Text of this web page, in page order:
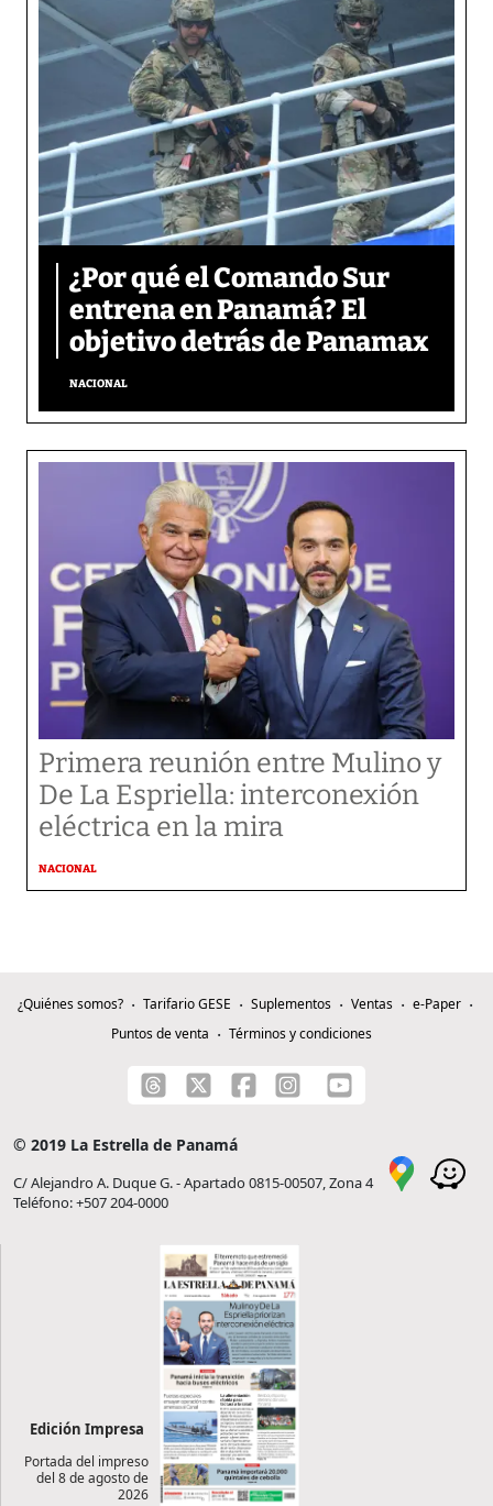
¿Por qué el Comando Sur
entrena en Panamá? El
objetivo detrás de Panamax
NACIONAL
Primera reunión entre Mulino y
De La Espriella: interconexión
eléctrica en la mira
NACIONAL
¿Quiénes somos? Tarifario GESE Suplementos Ventas
e-Paper
Puntos de venta
Términos y condiciones
© 2019 La Estrella de Panamá
C/ Alejandro A. Duque G. - Apartado 0815-00507, Zona 4
Teléfono: +507 204-0000
Edición Impresa
Portada del impreso
del 8 de agosto de
2026